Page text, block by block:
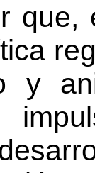
que,
y